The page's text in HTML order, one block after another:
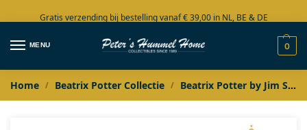
Gratis verzending bij bestelling vanaf € 39,00 in NL, BE & DE
Grote collectie in voorraad
MENU 0
Home / Beatrix Potter Collectie / Beatrix Potter by Jim Shore